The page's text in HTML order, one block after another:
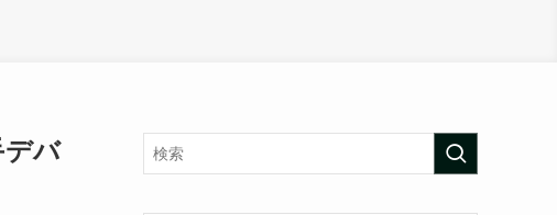
バ